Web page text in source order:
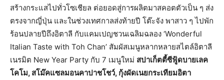
สร้างกระแสไปทั่วโซเชียล ต่อยอดสู่การผลิตมาสคอตตัวเป็น ๆ ส่ง
ตรงจากญี่ปุ่น และในช่วงเทศกาลส่งท้ายปี โต๊ะจัง พาสาว ๆ ไปพัก
ร้อนปลายปีถึงอิตาลี กับแคมเปญชวนเฉลิมฉลอง ‘Wonderful
Italian Taste with Toh Chan’ สัมผัสเมนูหลากหลายสไตล์อิตาลี
เนรมิต New Year Party กับ 7 เมนูใหม่ สปาเก็ตตี้ซีฟู้ดบายเลค
โคโม, สโม๊คแซลมอนคาปาชโชว์, กุ้งผัดเนยกระเทียมอิตา